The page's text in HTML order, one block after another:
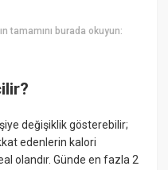
tamamını burada okuyun:
değişiklik gösterebilir;
edenlerin kalori
olandır. Günde en fazla 2